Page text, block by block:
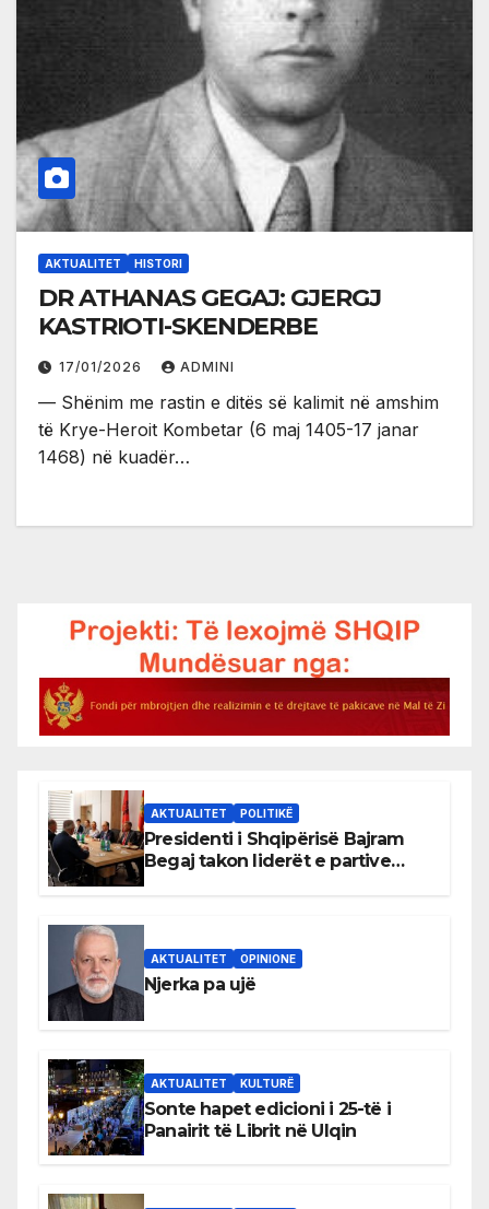
AKTUALITET HISTORI
DR ATHANAS GEGAJ: GJERGJ
KASTRIOTI-SKENDERBE
17/01/2026 ADMINI
— Shënim me rastin e ditës së kalimit në amshim
të Krye-Heroit Kombetar (6 maj 1405-17 janar
1468) në kuadër…
AKTUALITET POLITIKË
Presidenti i Shqipërisë Bajram
Begaj takon liderët e partive
AKTUALITET OPINIONE
Njerka pa ujë
AKTUALITET KULTURË
Sonte hapet edicioni i 25-të i
Panairit të Librit në Ulqin